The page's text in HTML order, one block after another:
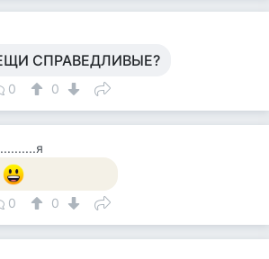
СПРАВЕДЛИВЫЕ?
0 0
0 0